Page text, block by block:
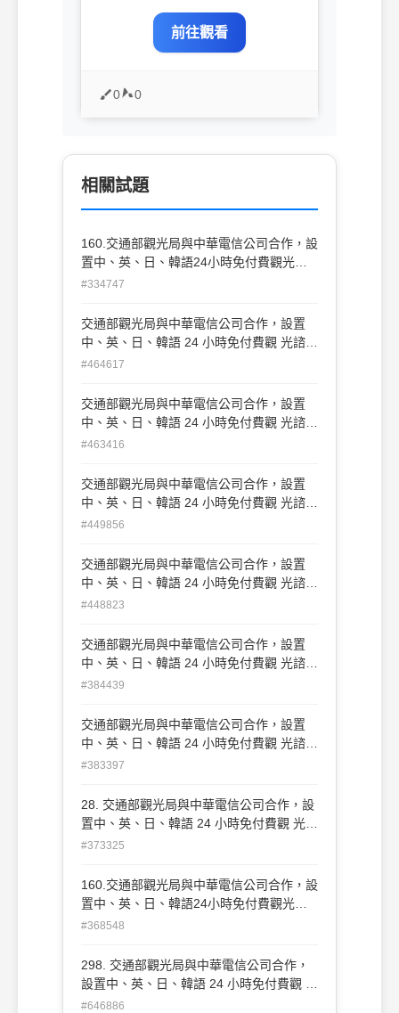
前往觀看
0 0
相關試題
160.交通部觀光局與中華電信公司合作，設
置中、英、日、韓語24小時免付費觀光諮
詢熱線（call center），其電話號碼為：
(C)0800011765 (D)0800011567
#334747
交通部觀光局與中華電信公司合作，設置
中、英、日、韓語 24 小時免付費觀 光諮詢
熱線（call center），其電話號碼為： (A)
0800011765 (D) 0800011567
#464617
交通部觀光局與中華電信公司合作，設置
中、英、日、韓語 24 小時免付費觀 光諮詢
熱線（call center），其電話號碼為： (A)
0800011765 (D) 0800011567
#463416
交通部觀光局與中華電信公司合作，設置
中、英、日、韓語 24 小時免付費觀 光諮詢
熱線（call center），其電話號碼為： (A)
0800011765 (D) 0800011567
#449856
交通部觀光局與中華電信公司合作，設置
中、英、日、韓語 24 小時免付費觀 光諮詢
熱線（call center），其電話號碼為： (A)
0800011765 (D) 0800011567
#448823
交通部觀光局與中華電信公司合作，設置
中、英、日、韓語 24 小時免付費觀 光諮詢
熱線（call center），其電話號碼為： (A)
0800011765 (D) 0800011567
#384439
交通部觀光局與中華電信公司合作，設置
中、英、日、韓語 24 小時免付費觀 光諮詢
熱線（call center），其電話號碼為： (A)
0800011765 (D) 0800011567
#383397
28. 交通部觀光局與中華電信公司合作，設
置中、英、日、韓語 24 小時免付費觀 光諮
詢熱線（call center），其電話號碼為：
(C)0800011765 (D)0800011567
#373325
160.交通部觀光局與中華電信公司合作，設
置中、英、日、韓語24小時免付費觀光諮
詢熱線（call center），其電話號碼為：
(C)0800011765 (D)0800011567
#368548
298. 交通部觀光局與中華電信公司合作，
設置中、英、日、韓語 24 小時免付費觀 光
諮詢熱線（call center），其電話號碼為：
#646886